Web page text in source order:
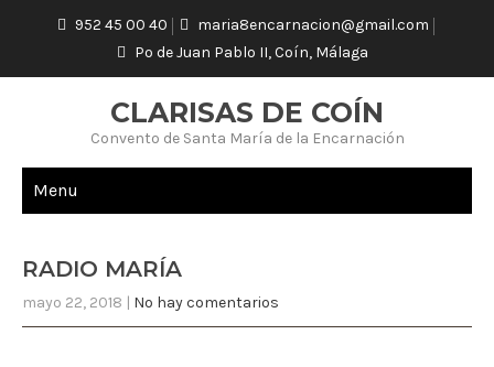
952 45 00 40
maria8encarnacion@gmail.com
Pº de Juan Pablo II, Coín, Málaga
CLARISAS DE COÍN
Convento de Santa María de la Encarnación
Menu
RADIO MARÍA
mayo 22, 2018 | No hay comentarios